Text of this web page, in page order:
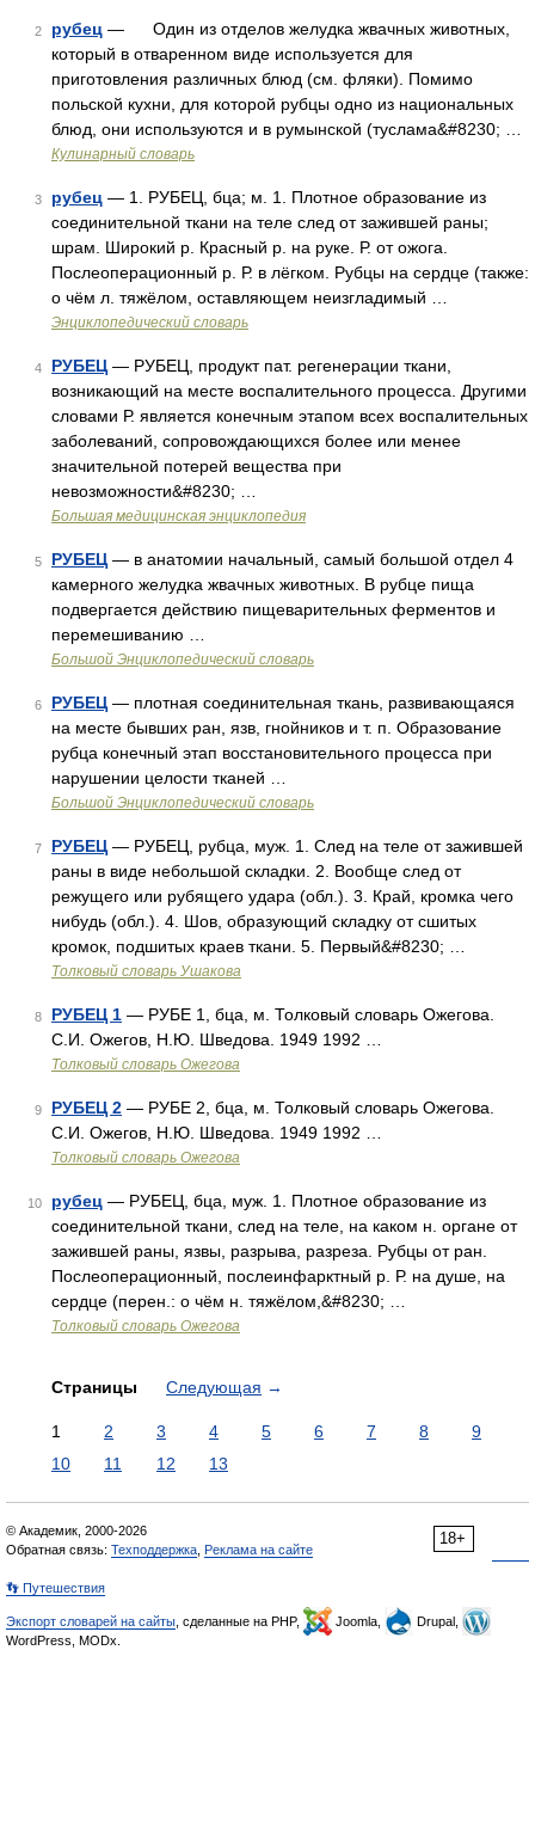
2 рубец — Один из отделов желудка жвачных животных,
который в отваренном виде используется для
приготовления различных блюд (см. фляки). Помимо
польской кухни, для которой рубцы одно из национальных
блюд, они используются и в румынской (туслама&#8230; …
Кулинарный словарь
3 рубец — 1. РУБЕЦ, бца; м. 1. Плотное образование из
соединительной ткани на теле след от зажившей раны;
шрам. Широкий р. Красный р. на руке. Р. от ожога.
Послеоперационный р. Р. в лёгком. Рубцы на сердце (также:
о чём л. тяжёлом, оставляющем неизгладимый …
Энциклопедический словарь
4 РУБЕЦ — РУБЕЦ, продукт пат. регенерации ткани,
возникающий на месте воспалительного процесса. Другими
словами Р. является конечным этапом всех воспалительных
заболеваний, сопровождающихся более или менее
значительной потерей вещества при
невозможности&#8230; …
Большая медицинская энциклопедия
5 РУБЕЦ — в анатомии начальный, самый большой отдел 4
камерного желудка жвачных животных. В рубце пища
подвергается действию пищеварительных ферментов и
перемешиванию …
Большой Энциклопедический словарь
6 РУБЕЦ — плотная соединительная ткань, развивающаяся
на месте бывших ран, язв, гнойников и т. п. Образование
рубца конечный этап восстановительного процесса при
нарушении целости тканей …
Большой Энциклопедический словарь
7 РУБЕЦ — РУБЕЦ, рубца, муж. 1. След на теле от зажившей
раны в виде небольшой складки. 2. Вообще след от
режущего или рубящего удара (обл.). 3. Край, кромка чего
нибудь (обл.). 4. Шов, образующий складку от сшитых
кромок, подшитых краев ткани. 5. Первый&#8230; …
Толковый словарь Ушакова
8 РУБЕЦ 1 — РУБЕ 1, бца, м. Толковый словарь Ожегова.
С.И. Ожегов, Н.Ю. Шведова. 1949 1992 …
Толковый словарь Ожегова
9 РУБЕЦ 2 — РУБЕ 2, бца, м. Толковый словарь Ожегова.
С.И. Ожегов, Н.Ю. Шведова. 1949 1992 …
Толковый словарь Ожегова
10 рубец — РУБЕЦ, бца, муж. 1. Плотное образование из
соединительной ткани, след на теле, на каком н. органе от
зажившей раны, язвы, разрыва, разреза. Рубцы от ран.
Послеоперационный, послеинфарктный р. Р. на душе, на
сердце (перен.: о чём н. тяжёлом,&#8230; …
Толковый словарь Ожегова
Страницы Следующая →
1 2 3 4 5 6 7 8
9
10
11 12 13
18+
© Академик, 2000-2026
Обратная связь: Техподдержка Реклама на сайте
👣 Путешествия
Экспорт словарей на сайты , сделанные на PHP, Joomla,
Drupal,
WordPress, MODx.